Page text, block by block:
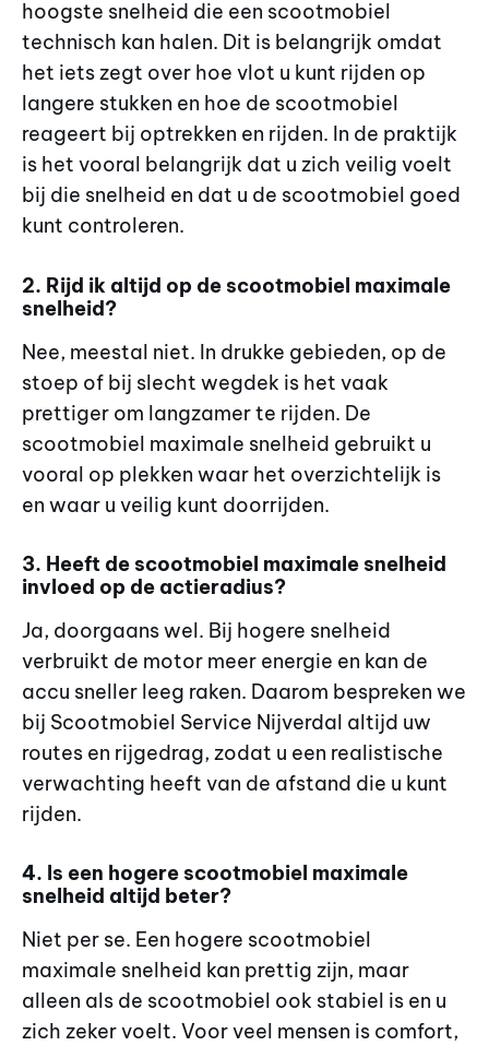
hoogste snelheid die een scootmobiel
technisch kan halen. Dit is belangrijk omdat
het iets zegt over hoe vlot u kunt rijden op
langere stukken en hoe de scootmobiel
reageert bij optrekken en rijden. In de praktijk
is het vooral belangrijk dat u zich veilig voelt
bij die snelheid en dat u de scootmobiel goed
kunt controleren.
2. Rijd ik altijd op de scootmobiel maximale
snelheid?
Nee, meestal niet. In drukke gebieden, op de
stoep of bij slecht wegdek is het vaak
prettiger om langzamer te rijden. De
scootmobiel maximale snelheid gebruikt u
vooral op plekken waar het overzichtelijk is
en waar u veilig kunt doorrijden.
3. Heeft de scootmobiel maximale snelheid
invloed op de actieradius?
Ja, doorgaans wel. Bij hogere snelheid
verbruikt de motor meer energie en kan de
accu sneller leeg raken. Daarom bespreken we
bij Scootmobiel Service Nijverdal altijd uw
routes en rijgedrag, zodat u een realistische
verwachting heeft van de afstand die u kunt
rijden.
4. Is een hogere scootmobiel maximale
snelheid altijd beter?
Niet per se. Een hogere scootmobiel
maximale snelheid kan prettig zijn, maar
alleen als de scootmobiel ook stabiel is en u
zich zeker voelt. Voor veel mensen is comfort,